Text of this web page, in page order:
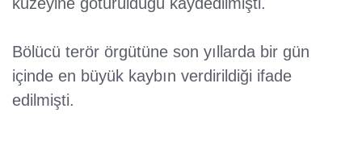
Bölücü terör örgütüne son yıllarda bir gün
içinde en büyük kaybın verdirildiği ifade
edilmişti.